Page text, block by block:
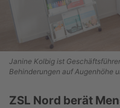
Janine Kolbig ist
Behinderungen auf Augenhöhe
ZSL Nord berät